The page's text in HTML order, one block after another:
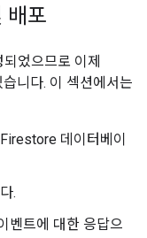
포
었으므로 이제
니다. 이 섹션에서는
데이터베이
.
벤트에 대한 응답으